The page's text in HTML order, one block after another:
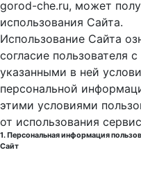
gorod-che.ru, может
использования Cайта.
Использование Сайта
согласие пользователя
указанными в ней
персональной
этими условиями
от использования
1. Персональная информация
Сайт